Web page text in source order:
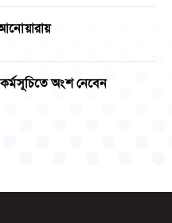
কর্মসূচিতে অংশ নেবেন